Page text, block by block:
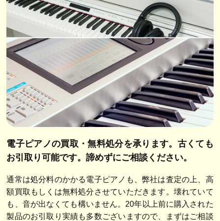
電子ピアノの買取・無料処分を承ります。 古くても
お引取り可能です。諦めずにご相談ください。
通常は処分料のかかる電子ピアノも、弊社は査定の上、高
額買取もしくは無料処分させていただきます。壊れていて
も、音が出なくても構いません。20年以上前に購入された
製品のお引取り実績も多数ございますので、まずはご相談